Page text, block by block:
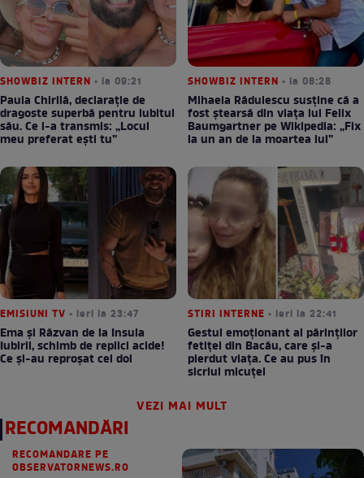
SHOWBIZ INTERN • la 09:21
Paula Chirilă, declarație de
dragoste superbă pentru iubitul
său. Ce i-a transmis: „Locul
meu preferat ești tu”
SHOWBIZ INTERN • la 08:28
Mihaela Rădulescu susține că a
fost ștearsă din viața lui Felix
Baumgartner pe Wikipedia: „Fix
la un an de la moartea lui”
EMISIUNI TV • ieri la 23:47
Ema și Răzvan de la Insula
Iubirii, schimb de replici acide!
Ce și-au reproșat cei doi
STIRI INTERNE • ieri la 22:41
Gestul emoționant al părinților
fetiței din Bacău, care și-a
pierdut viața. Ce au pus în
sicriul micuței
VEZI MAI MULT
RECOMANDĂRI
RECOMANDARE PE
OBSERVATORNEWS.RO